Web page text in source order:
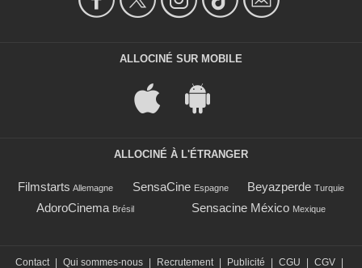
ALLOCINÉ SUR MOBILE
ALLOCINÉ À L'ÉTRANGER
Filmstarts Allemagne SensaCine Espagne Beyazperde Turquie
AdoroCinema Brésil Sensacine México Mexique
Contact | Qui sommes-nous | Recrutement | Publicité | CGU | CGV |